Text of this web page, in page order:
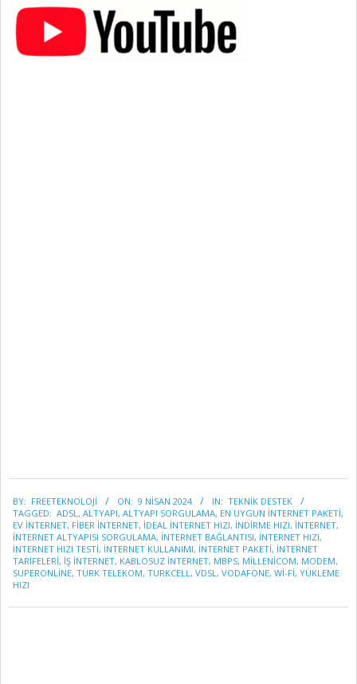
04-
09
BY: FREETEKNOLOJI ON: 9 NISAN 2024 IN: TEKNİK DESTEK
TAGGED: ADSL, ALTYAPI, ALTYAPI SORGULAMA, EN UYGUN INTERNET PAKETI,
EV INTERNET, FIBER INTERNET, IDEAL INTERNET HIZI, INDIRME HIZI, INTERNET,
INTERNET ALTYAPISI SORGULAMA, INTERNET BAĞLANTISI, INTERNET HIZI,
INTERNET HIZI TESTI, INTERNET KULLANIMI, INTERNET PAKETI, INTERNET
TARIFELERI, IŞ INTERNET, KABLOSUZ INTERNET, MBPS, MILLENICOM, MODEM,
SUPERONLINE, TÜRK TELEKOM, TURKCELL, VDSL, VODAFONE, WI-FI, YÜKLEME
HIZI